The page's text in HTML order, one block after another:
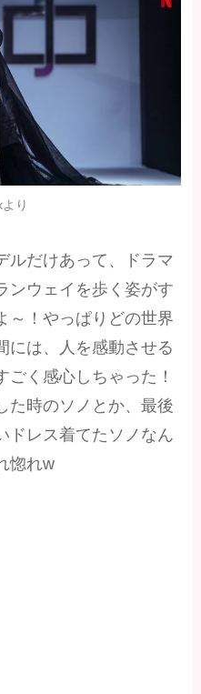
り
ルだけあって、ドラマ
ンウェイを歩く姿がす
～！やっぱりどの世界
には、人を感動させる
く感心しちゃった！
た時のソノとか、最後
ドレス着てたソノなん
惚れw